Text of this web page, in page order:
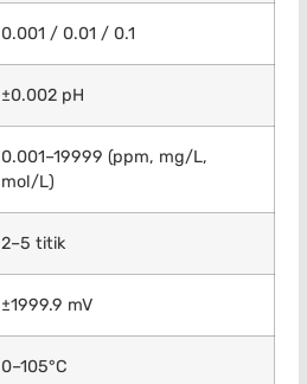
0.001 / 0.01 / 0.1
±0.002 pH
0.001–19999 (ppm, mg/L,
mol/L)
2–5 titik
±1999.9 mV
0–105°C